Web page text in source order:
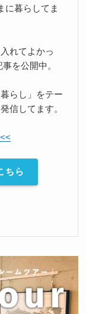
に暮らしてま
れてよかっ
を公開中。
らし」をテー
信してます。
ちら